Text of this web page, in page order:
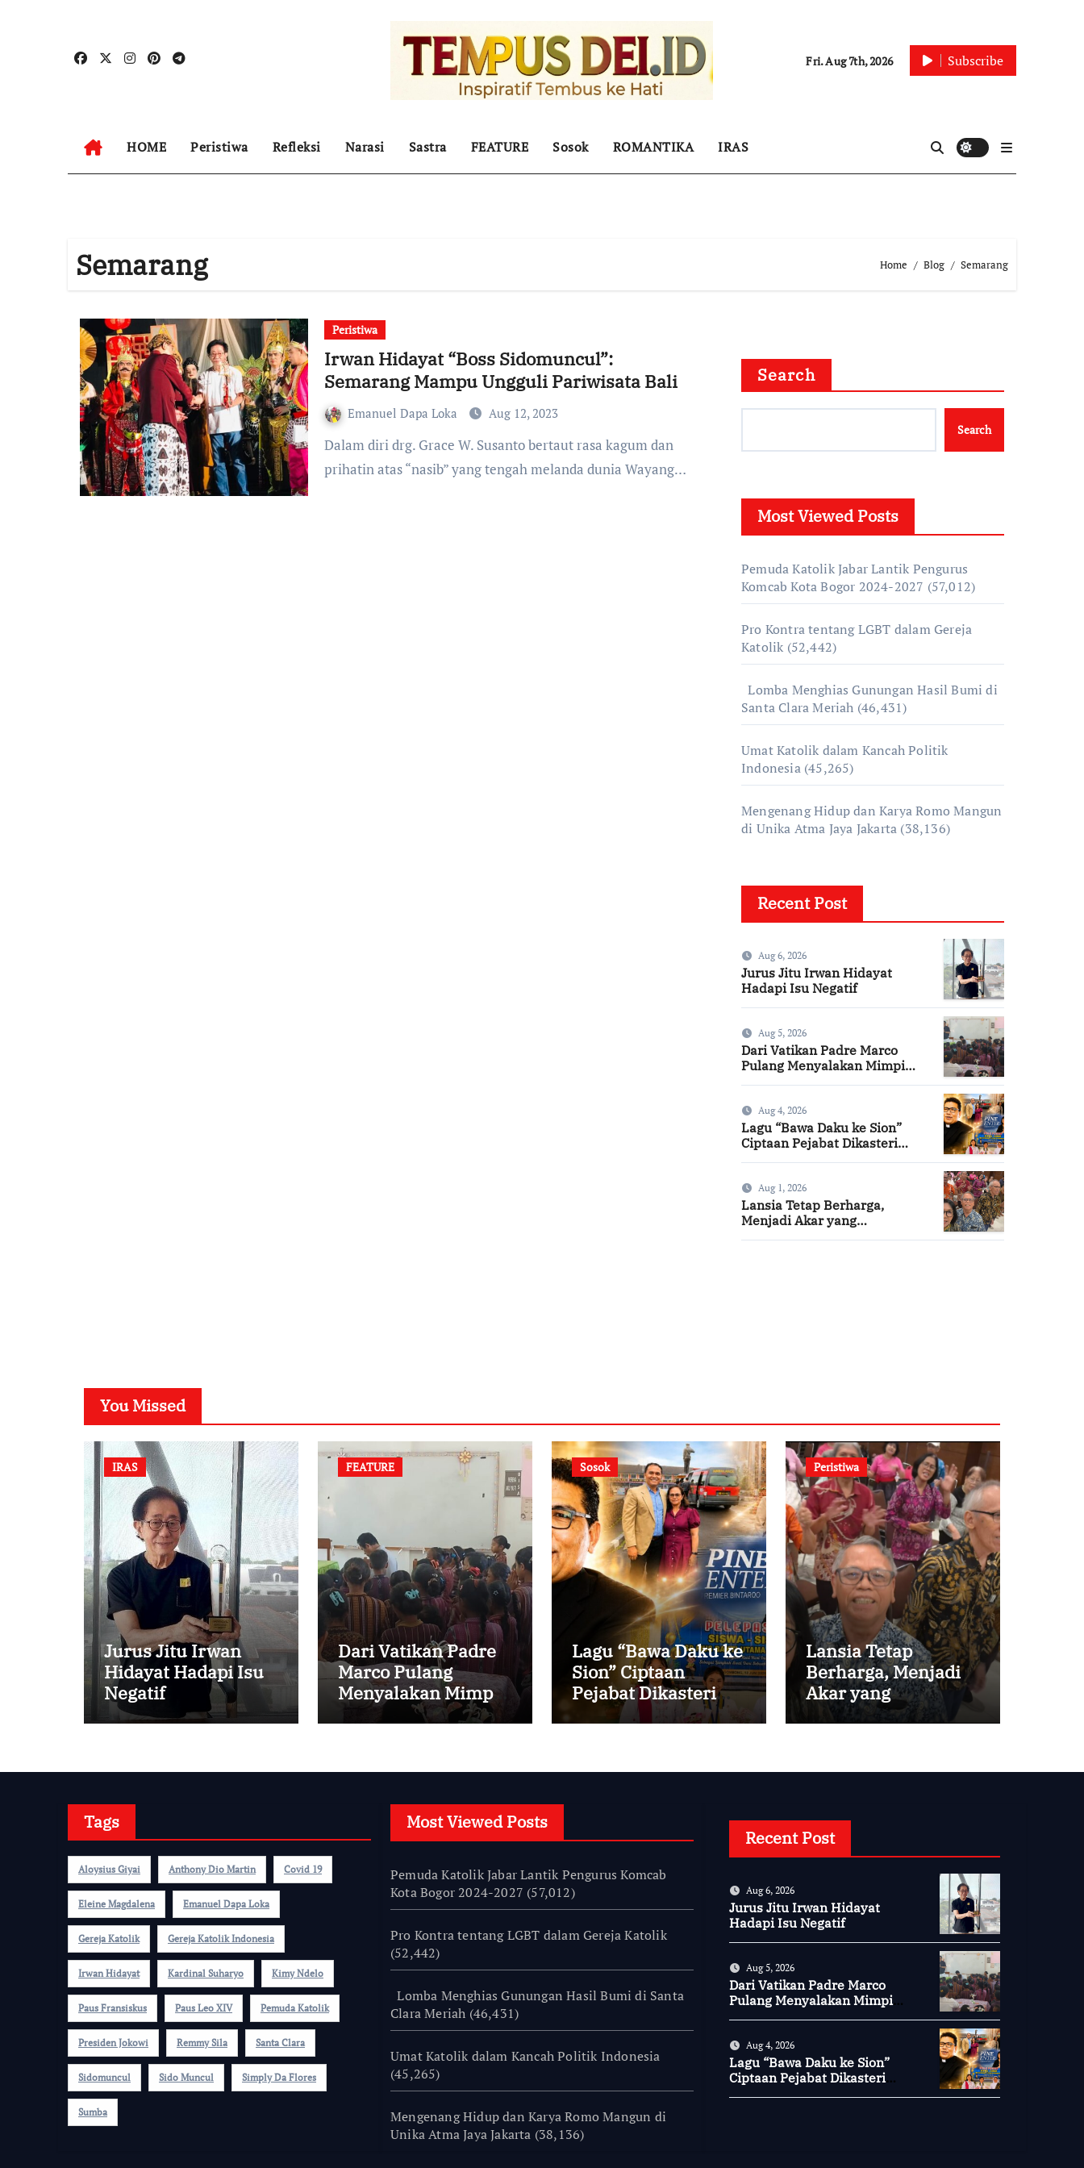
Fri. Aug 7th, 2026 Subscribe
HOME Peristiwa Refleksi Narasi Sastra FEATURE Sosok ROMANTIKA IRAS
Semarang Home Blog Semarang
Peristiwa
Irwan Hidayat “Boss Sidomuncul”:
Semarang Mampu Ungguli Pariwisata Bali
Emanuel Dapa Loka Aug 12, 2023
Dalam diri drg. Grace W. Susanto bertaut rasa kagum dan
prihatin atas “nasib” yang tengah melanda dunia Wayang…
Search
Search
Most Viewed Posts
Pemuda Katolik Jabar Lantik Pengurus
Komcab Kota Bogor 2024-2027 (57,012)
Pro Kontra tentang LGBT dalam Gereja
Katolik (52,442)
Lomba Menghias Gunungan Hasil Bumi di
Santa Clara Meriah (46,431)
Umat Katolik dalam Kancah Politik
Indonesia (45,265)
Mengenang Hidup dan Karya Romo Mangun
di Unika Atma Jaya Jakarta (38,136)
Recent Post
Aug 6, 2026
Jurus Jitu Irwan Hidayat
Hadapi Isu Negatif
Aug 5, 2026
Dari Vatikan Padre Marco
Pulang Menyalakan Mimpi
Aug 4, 2026
Lagu “Bawa Daku ke Sion”
Ciptaan Pejabat Dikasteri
Aug 1, 2026
Lansia Tetap Berharga,
Menjadi Akar yang
You Missed
IRAS
Jurus Jitu Irwan
Hidayat Hadapi Isu
Negatif
FEATURE
Dari Vatikan Padre
Marco Pulang
Menyalakan Mimpi
Anak-anak Desa
Sosok
Lagu “Bawa Daku ke
Sion” Ciptaan
Pejabat Dikasteri
Vatikan, Peraih
Peristiwa
Lansia Tetap
Berharga, Menjadi
Akar yang
Menghidupi
Tags
Aloysius Giyai Anthony Dio Martin Covid 19
Eleine Magdalena Emanuel Dapa Loka
Gereja Katolik Gereja Katolik Indonesia
Irwan Hidayat Kardinal Suharyo Kimy Ndelo
Paus Fransiskus Paus Leo XIV Pemuda Katolik
Presiden Jokowi Remmy Sila Santa Clara
Sidomuncul Sido Muncul Simply Da Flores
Sumba
Most Viewed Posts
Pemuda Katolik Jabar Lantik Pengurus Komcab
Kota Bogor 2024-2027 (57,012)
Pro Kontra tentang LGBT dalam Gereja Katolik
(52,442)
Lomba Menghias Gunungan Hasil Bumi di Santa
Clara Meriah (46,431)
Umat Katolik dalam Kancah Politik Indonesia
(45,265)
Mengenang Hidup dan Karya Romo Mangun di
Unika Atma Jaya Jakarta (38,136)
Recent Post
Aug 6, 2026
Jurus Jitu Irwan Hidayat
Hadapi Isu Negatif
Aug 5, 2026
Dari Vatikan Padre Marco
Pulang Menyalakan Mimpi
Aug 4, 2026
Lagu “Bawa Daku ke Sion”
Ciptaan Pejabat Dikasteri